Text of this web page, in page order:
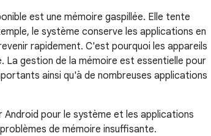
est une mémoire gaspillée. Elle tente
le système conserve les applications en
rapidement. C'est pourquoi les appareils
gestion de la mémoire est essentielle pour
ainsi qu'à de nombreuses applications
pour le système et les applications
de mémoire insuffisante.